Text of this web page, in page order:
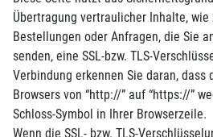
Übertragung vertraulicher Inhalte, wie
Bestellungen oder Anfragen, die Sie
senden, eine SSL-bzw. TLS-
Verbindung erkennen Sie daran, dass
Browsers von “http://” auf “https://”
Schloss-Symbol in Ihrer Browserzeile.
Wenn die SSL- bzw. TLS-